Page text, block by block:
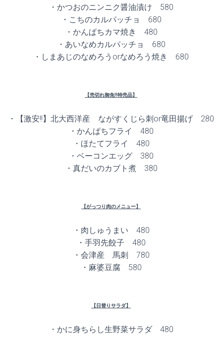
・かつおのニンニク醤油漬け 580
・こちのカルパッチョ 680
・かんぱちカマ焼き 480
・あいなめカルパッチョ 680
・しまあじのなめろうorなめろう焼き 680
【売切れ御免!!特売品】
・【激安!!】北大西洋産 ながすくじら刺or竜田揚げ 280
・かんぱちフライ 480
・ほたてフライ 480
・ベーコンエッグ 380
・真だいのカブト煮 380
【がっつり肉のメニュー】
・肉しゅうまい 480
・手羽先餃子 480
・会津産 馬刺 780
・麻婆豆腐 580
【日替りサラダ】
・かに身ちらし生野菜サラダ 480